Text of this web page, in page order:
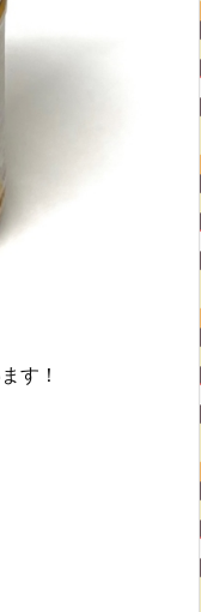
す！